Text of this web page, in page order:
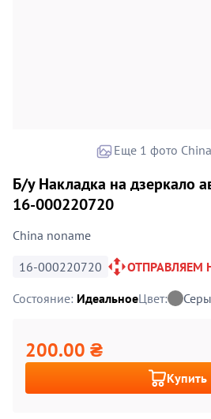
Еще 1 фото
Б/у Накладка на дзеркало
16-000220720
China noname
16-000220720
ОТПРАВЛЯЕМ
Состояние: ИдеальноеЦвет:
200.00 ₴
Купить